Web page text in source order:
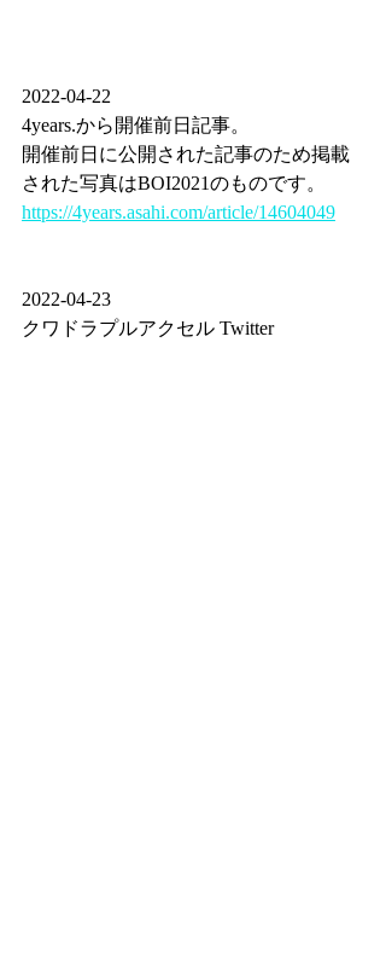
2022-04-22
4years.から開催前日記事。
開催前日に公開された記事のため掲載
された写真はBOI2021のものです。
https://4years.asahi.com/article/14604049
2022-04-23
クワドラプルアクセル Twitter